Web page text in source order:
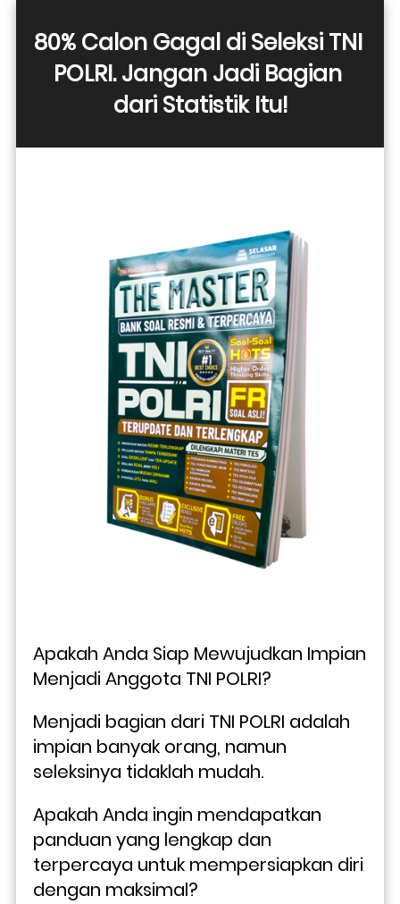
80% Calon Gagal di Seleksi TNI
POLRI. Jangan Jadi Bagian
dari Statistik Itu!
Apakah Anda Siap Mewujudkan Impian
Menjadi Anggota TNI POLRI?
Menjadi bagian dari TNI POLRI adalah
impian banyak orang, namun
seleksinya tidaklah mudah.
Apakah Anda ingin mendapatkan
panduan yang lengkap dan
terpercaya untuk mempersiapkan diri
dengan maksimal?